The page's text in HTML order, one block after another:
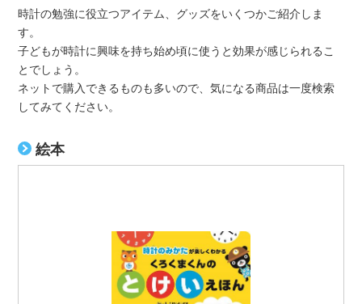
時計の勉強に役立つアイテム、グッズをいくつかご紹介しま
す。
子どもが時計に興味を持ち始め頃に使うと効果が感じられるこ
とでしょう。
ネットで購入できるものも多いので、気になる商品は一度検索
してみてください。
絵本